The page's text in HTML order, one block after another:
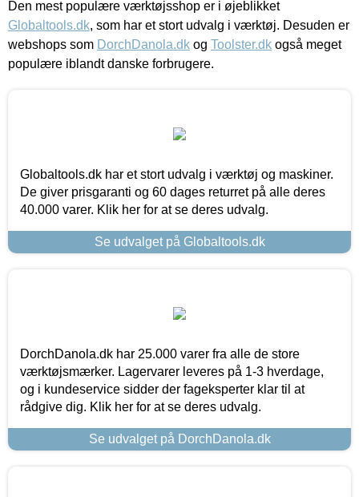
Den mest populære værktøjsshop er i øjeblikket
Globaltools.dk, som har et stort udvalg i værktøj. Desuden er
webshops som DorchDanola.dk og Toolster.dk også meget
populære iblandt danske forbrugere.
Globaltools.dk har et stort udvalg i værktøj og maskiner.
De giver prisgaranti og 60 dages returret på alle deres
40.000 varer. Klik her for at se deres udvalg.
Se udvalget på Globaltools.dk
DorchDanola.dk har 25.000 varer fra alle de store
værktøjsmærker. Lagervarer leveres på 1-3 hverdage,
og i kundeservice sidder der fageksperter klar til at
rådgive dig. Klik her for at se deres udvalg.
Se udvalget på DorchDanola.dk